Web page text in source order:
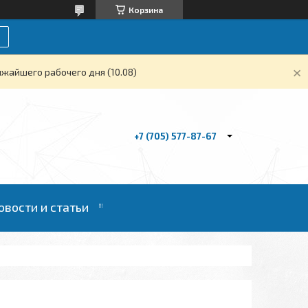
Корзина
рабочего дня (10.08)
+7 (705) 577-87-67
и статьи